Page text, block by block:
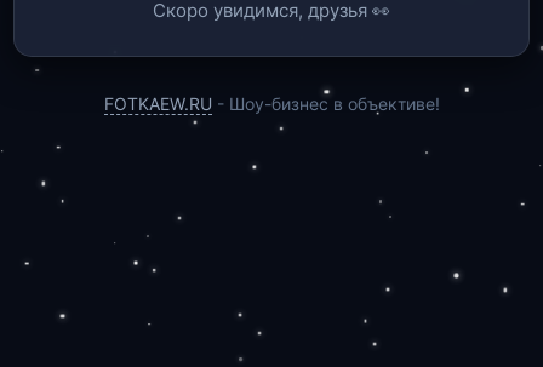
Скоро увидимся, друзья 👀
FOTKAEW.RU - Шоу-бизнес в объективе!